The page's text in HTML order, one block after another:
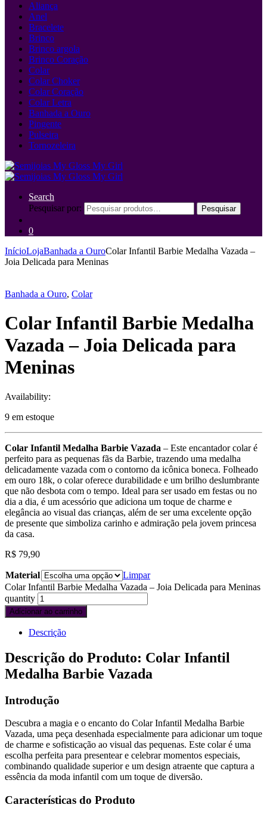
Aliança
Anel
Bracelete
Brinco
Brinco argola
Brinco Coração
Colar
Colar Choker
Colar Coração
Colar Letra
Banhada a Ouro
Pingente
Pulseira
Tornozeleira
Search
Pesquisar por:
Pesquisar
0
InícioLojaBanhada a OuroColar Infantil Barbie Medalha Vazada –
Joia Delicada para Meninas
Banhada a Ouro, Colar
Colar Infantil Barbie Medalha
Vazada – Joia Delicada para
Meninas
Availability:
9 em estoque
Colar Infantil Medalha Barbie Vazada – Este encantador colar é
perfeito para as pequenas fãs da Barbie, trazendo uma medalha
delicadamente vazada com o contorno da icônica boneca. Folheado
em ouro 18k, o colar oferece durabilidade e um brilho deslumbrante
que não desbota com o tempo. Ideal para ser usado em festas ou no
dia a dia, é um acessório que adiciona um toque de charme e
elegância ao visual das crianças, além de ser uma excelente opção
de presente que simboliza carinho e admiração pela jovem princesa
da casa.
R$ 79,90
Material
Limpar
Colar Infantil Barbie Medalha Vazada – Joia Delicada para Meninas
quantity
Adicionar ao carrinho
Descrição
Descrição do Produto: Colar Infantil
Medalha Barbie Vazada
Introdução
Descubra a magia e o encanto do Colar Infantil Medalha Barbie
Vazada, uma peça desenhada especialmente para adicionar um toque
de charme e sofisticação ao visual das pequenas. Este colar é uma
escolha perfeita para presentear e celebrar momentos especiais,
combinando qualidade superior e um design atraente que captura a
essência da moda infantil com um toque de diversão.
Características do Produto